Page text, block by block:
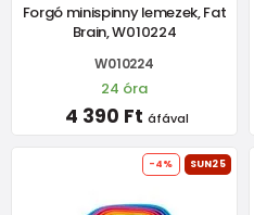
Forgó minispinny lemezek, Fat
Brain, W010224
W010224
24 óra
4 390 Ft áfával
-4% SUN25